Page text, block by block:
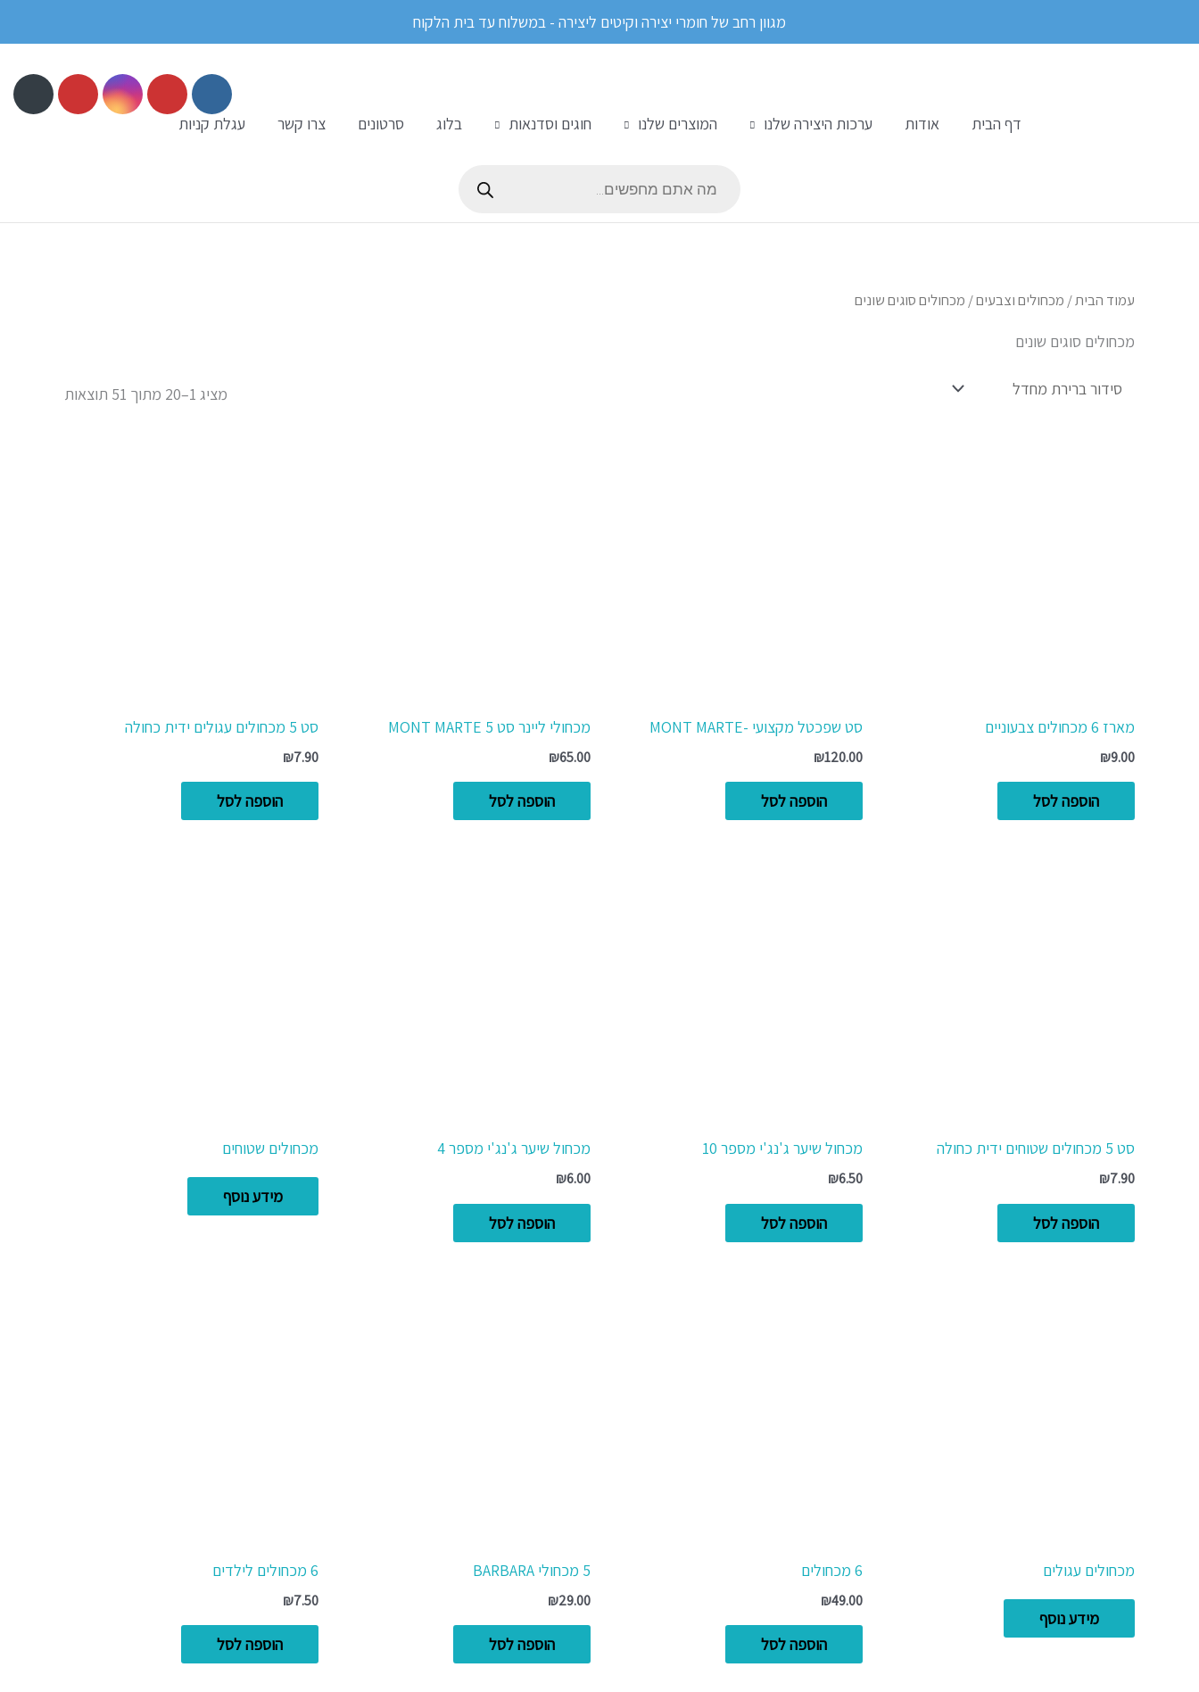
מגוון רחב של חומרי יצירה וקיטים ליצירה - במשלוח עד בית הלקוח
דף הבית אודות ערכות היצירה שלנו המוצרים שלנו חוגים וסדנאות בלוג סרטונים צרו קשר
עגלת קניות
עמוד הבית/ מכחולים וצבעים/ מכחולים סוגים שונים
מכחולים סוגים שונים
מציג 1–20 מתוך 51 תוצאות
מארז 6 מכחולים צבעוניים
₪9.00
הוספה לסל
סט שפכטל מקצועי -MONT MARTE
₪120.00
הוספה לסל
מכחולי ליינר סט 5 MONT MARTE
₪65.00
הוספה לסל
סט 5 מכחולים עגולים ידית כחולה
₪7.90
הוספה לסל
סט 5 מכחולים שטוחים ידית כחולה
₪7.90
הוספה לסל
מכחול שיער ג'נג'י מספר 10
₪6.50
הוספה לסל
מכחול שיער ג'נג'י מספר 4
₪6.00
הוספה לסל
מכחולים שטוחים
מידע נוסף
מכחולים עגולים
מידע נוסף
6 מכחולים
₪49.00
הוספה לסל
5 מכחולי BARBARA
₪29.00
הוספה לסל
6 מכחולים לילדים
₪7.50
הוספה לסל